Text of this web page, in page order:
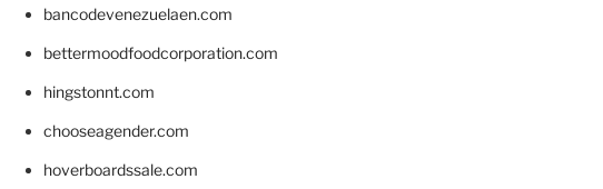
bancodevenezuelaen.com
bettermoodfoodcorporation.com
hingstonnt.com
chooseagender.com
hoverboardssale.com